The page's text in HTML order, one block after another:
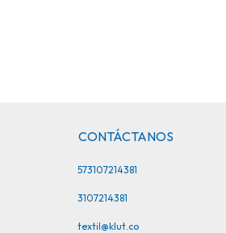
CONTÁCTANOS
573107214381
3107214381
textil@klut.co